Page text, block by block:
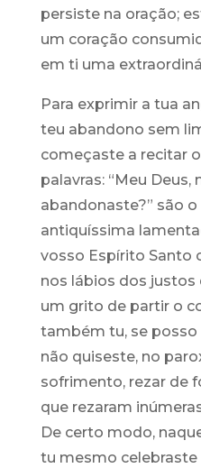
persiste na oração;
um coração
em ti uma
Para exprimir a tua
teu abandono sem
começaste a recitar o
palavras: “Meu
abandonaste?” são
antiquíssima
vosso Espírito Santo
nos lábios dos justos
um grito de partir o
também tu, se
não quiseste, no
sofrimento, rezar de
que rezaram
De certo modo,
tu mesmo